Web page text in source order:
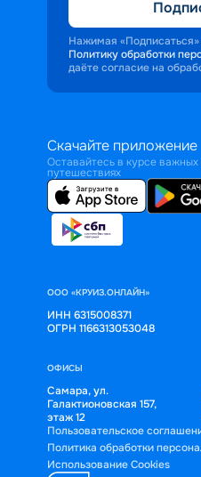
Нажимая
Политику обработки
даёте согласие на
Скачайте приложение
Оставайтесь в курсе
путешествиях
ООО «КРУИЗ.ОНЛАЙН»
ИНН 6315008371
ОГРН 1166313053048
ОФИСЫ
Самара, ул.
Галактионовская 157,
этаж 12
Пользовательское
Политика обработки
Использование Cookies